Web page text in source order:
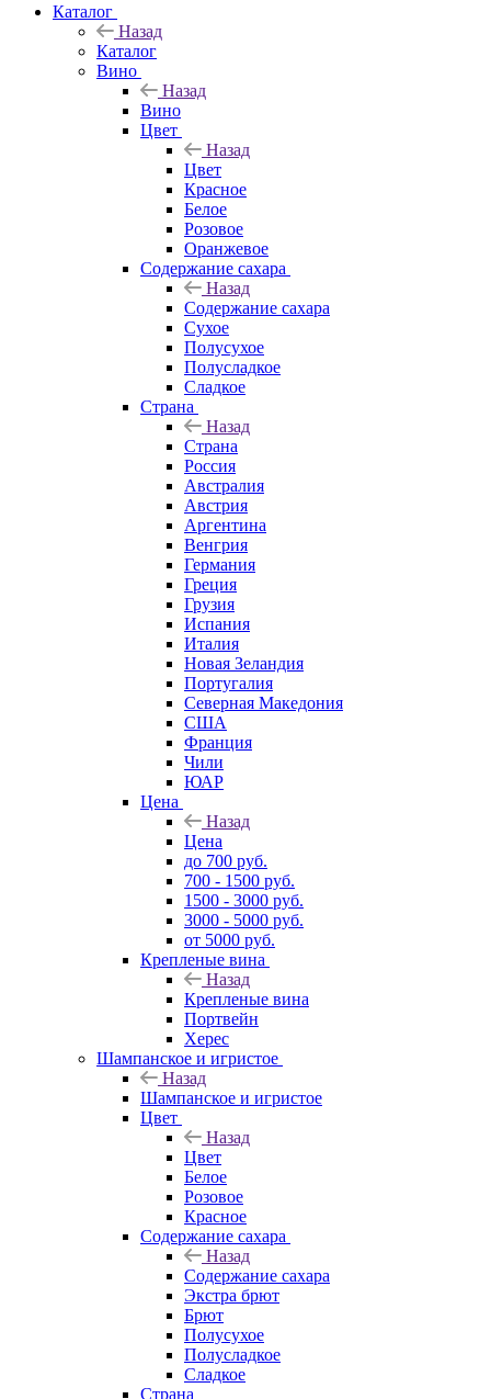
Каталог
Назад
Каталог
Вино
Назад
Вино
Цвет
Назад
Цвет
Красное
Белое
Розовое
Оранжевое
Содержание сахара
Назад
Содержание сахара
Сухое
Полусухое
Полусладкое
Сладкое
Страна
Назад
Страна
Россия
Австралия
Австрия
Аргентина
Венгрия
Германия
Греция
Грузия
Испания
Италия
Новая Зеландия
Португалия
Северная Македония
США
Франция
Чили
ЮАР
Цена
Назад
Цена
до 700 руб.
700 - 1500 руб.
1500 - 3000 руб.
3000 - 5000 руб.
от 5000 руб.
Крепленые вина
Назад
Крепленые вина
Портвейн
Херес
Шампанское и игристое
Назад
Шампанское и игристое
Цвет
Назад
Цвет
Белое
Розовое
Красное
Содержание сахара
Назад
Содержание сахара
Экстра брют
Брют
Полусухое
Полусладкое
Сладкое
Страна